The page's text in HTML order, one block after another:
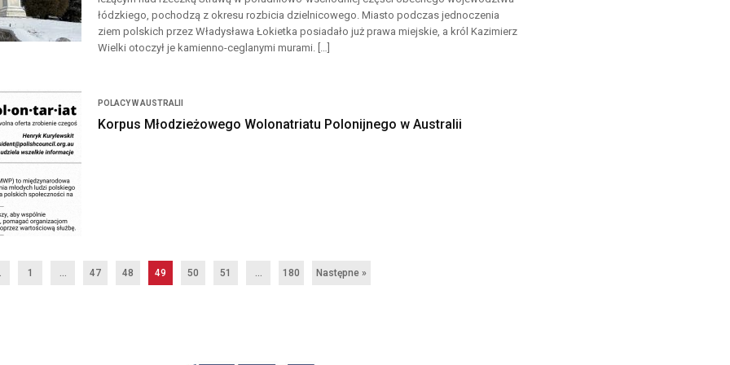
łódzkiego, pochodzą z okresu rozbicia dzielnicowego. Miasto podczas jednoczenia
ziem polskich przez Władysława Łokietka posiadało już prawa miejskie, a król Kazimierz
Wielki otoczył je kamienno-ceglanymi murami. […]
POLACY W AUSTRALII
Korpus Młodzieżowego Wolonatriatu Polonijnego w Australii
1 … 47 48 49 50 51 … 180 Następne »